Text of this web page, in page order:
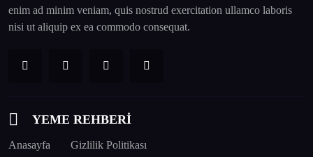
enim ad minim veniam, quis nostrud exercitation ullamco laboris
nisi ut aliquip ex ea commodo consequat.
YEME REHBERİ
Anasayfa Gizlilik Politikası